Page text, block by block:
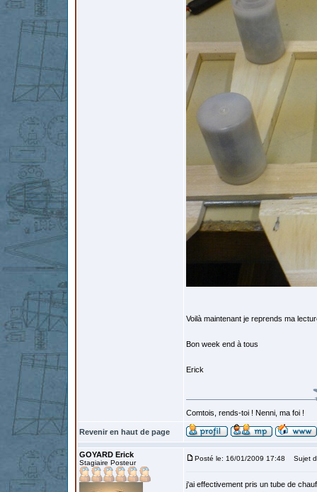
Voilà maintenant je reprends ma
Bon week end à tous
Erick
Comtois, rends-toi ! Nenni, ma foi !
Revenir en haut de page
GOYARD Erick
Stagiaire Posteur
Posté le: 16/01/2009 17:48 Sujet
j'ai effectivement pris un tube de